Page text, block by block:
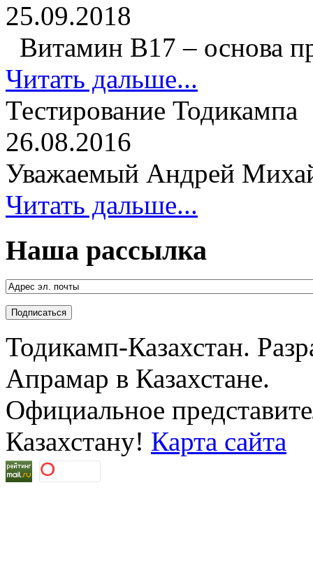
25.09.2018
Витамин В17 – основа
Читать дальше...
Тестирование Тодикампа
26.08.2016
Уважаемый Андрей
Читать дальше...
Наша рассылка
Тодикамп-Казахстан.
Апрамар в Казахстане.
Официальное
Казахстану! Карта сайта